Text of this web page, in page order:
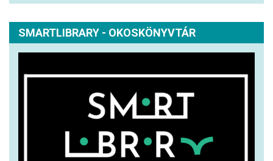
SMARTLIBRARY - OKOSKÖNYVTÁR